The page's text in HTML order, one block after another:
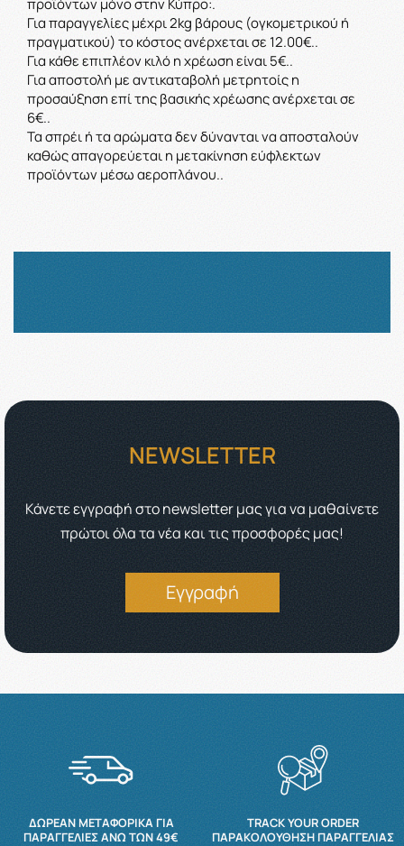
προϊόντων μόνο στην Κύπρο:.
Για παραγγελίες μέχρι 2kg βάρους (ογκομετρικού ή
πραγματικού) το κόστος ανέρχεται σε 12.00€..
Για κάθε επιπλέον κιλό η χρέωση είναι 5€..
Για αποστολή με αντικαταβολή μετρητοίς η
προσαύξηση επί της βασικής χρέωσης ανέρχεται σε
6€..
Τα σπρέι ή τα αρώματα δεν δύνανται να αποσταλούν
καθώς απαγορεύεται η μετακίνηση εύφλεκτων
προϊόντων μέσω αεροπλάνου..
NEWSLETTER
Κάνετε εγγραφή στο newsletter μας για να μαθαίνετε
πρώτοι όλα τα νέα και τις προσφορές μας!
Εγγραφή
ΔΩΡΕΆΝ ΜΕΤΑΦΟΡΙΚΆ ΓΙΑ
ΠΑΡΑΓΓΕΛΊΕΣ ΆΝΩ ΤΩΝ 49€
TRACK YOUR ORDER
ΠΑΡΑΚΟΛΟΎΘΗΣΗ ΠΑΡΑΓΓΕΛΊΑΣ